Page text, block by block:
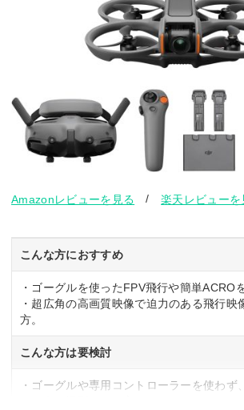
Amazonレビューを見る /楽天レビューを
こんな方におすすめ
・ゴーグルを使ったFPV飛行や簡単ACRO
・超広角の高画質映像で迫力のある飛行映
方。
こんな方は要検討
・ゴーグルや専用コントローラーを使わず